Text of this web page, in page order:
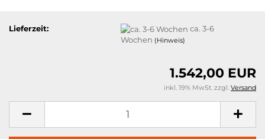
Lieferzeit:
ca. 3-6
Wochen (Hinweis)
1.542,00 EUR
inkl. 19% MwSt. zzgl. Versand